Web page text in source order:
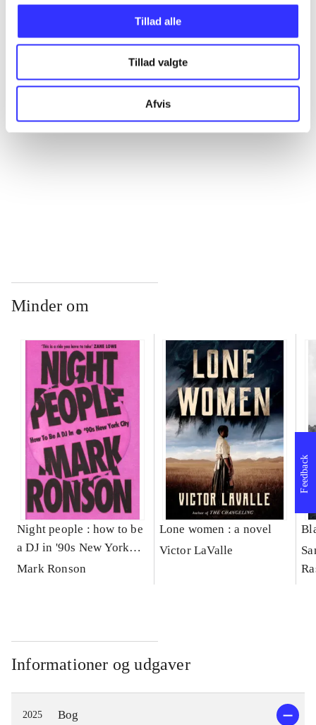
Tillad alle
Tillad valgte
Afvis
Minder om
Night people : how to be
a DJ in '90s New York
City
Mark Ronson
Lone women : a novel
Victor LaValle
Informationer og udgaver
2025 Bog
Feedback